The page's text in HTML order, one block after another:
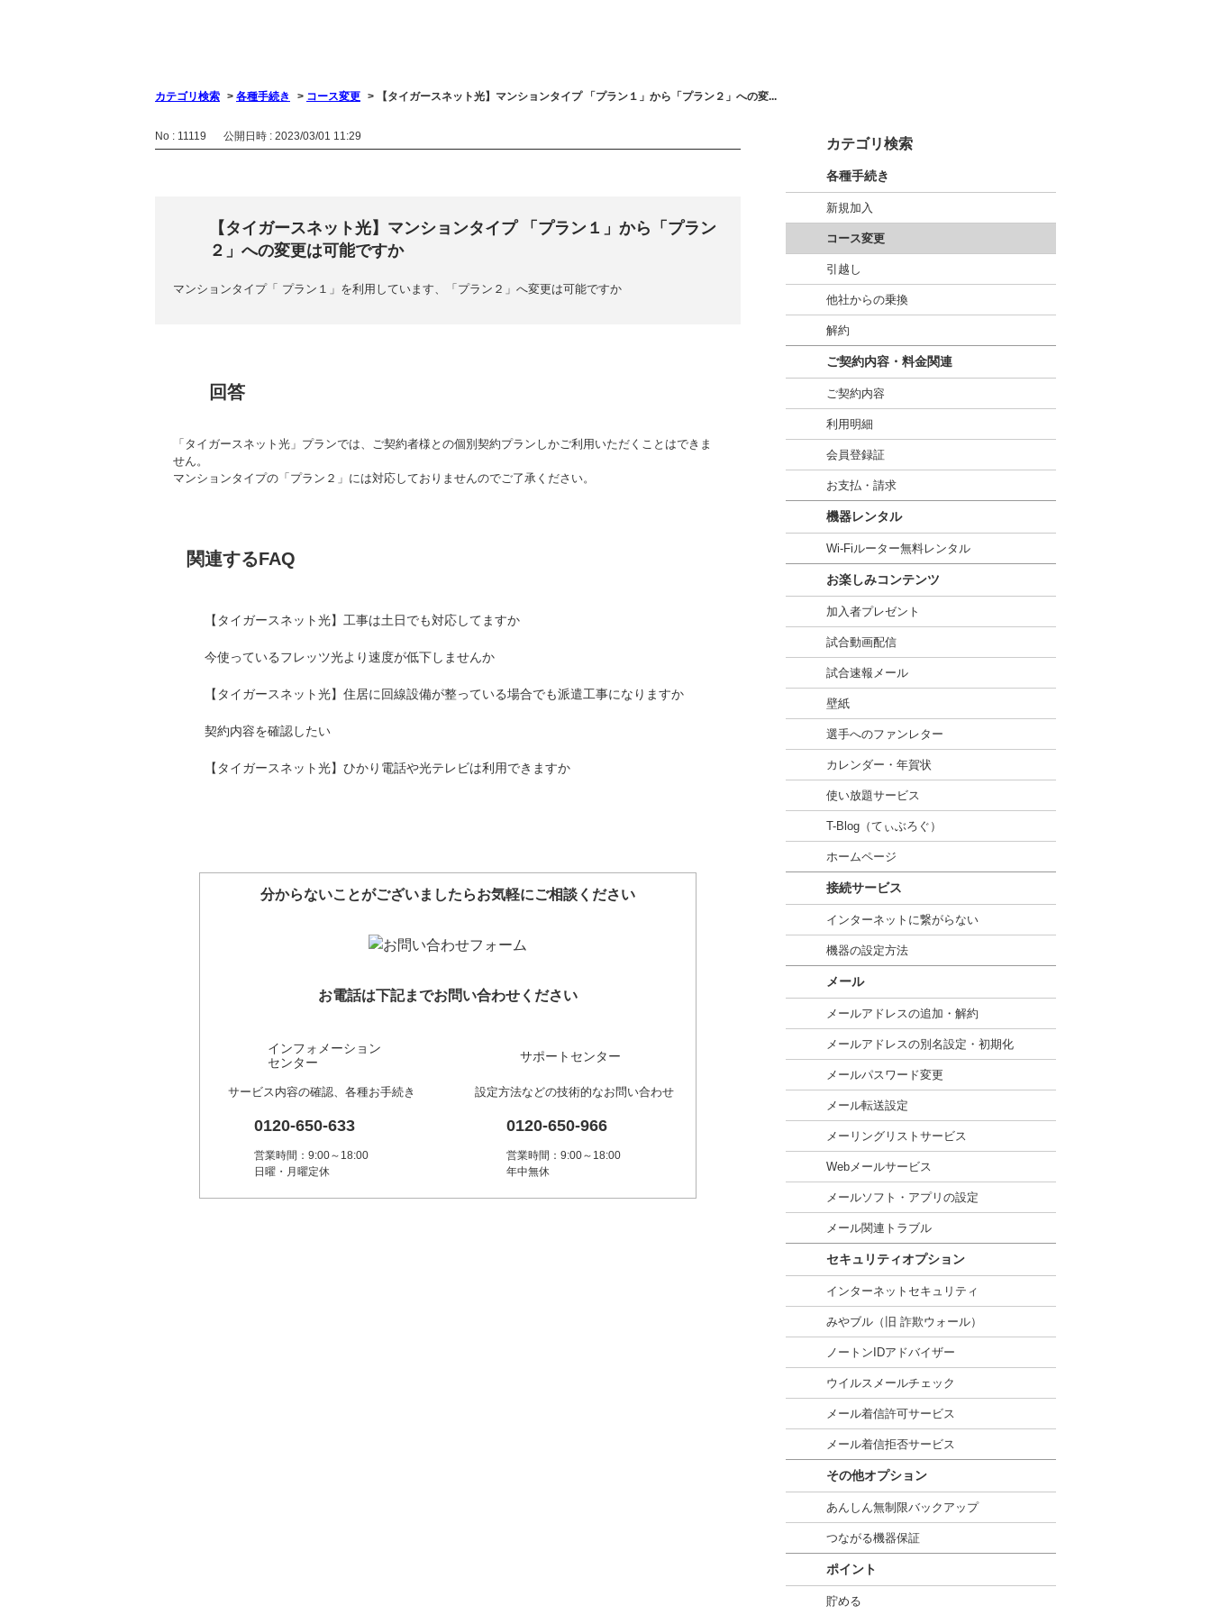
カテゴリ検索 > 各種手続き > コース変更 > 【タイガースネット光】マンションタイプ 「プラン１」から「プラン２」への変...
カテゴリ検索
各種手続き
新規加入
コース変更
引越し
他社からの乗換
解約
ご契約内容・料金関連
ご契約内容
利用明細
会員登録証
お支払・請求
機器レンタル
Wi-Fiルーター無料レンタル
お楽しみコンテンツ
加入者プレゼント
試合動画配信
試合速報メール
壁紙
選手へのファンレター
カレンダー・年賀状
使い放題サービス
T-Blog（てぃぶろぐ）
ホームページ
接続サービス
インターネットに繋がらない
機器の設定方法
メール
メールアドレスの追加・解約
メールアドレスの別名設定・初期化
メールパスワード変更
メール転送設定
メーリングリストサービス
Webメールサービス
メールソフト・アプリの設定
メール関連トラブル
セキュリティオプション
インターネットセキュリティ
みやブル（旧 詐欺ウォール）
ノートンIDアドバイザー
ウイルスメールチェック
メール着信許可サービス
メール着信拒否サービス
その他オプション
あんしん無制限バックアップ
つながる機器保証
ポイント
貯める
No : 11119 公開日時 : 2023/03/01 11:29
【タイガースネット光】マンションタイプ 「プラン１」から「プラン
２」への変更は可能ですか
マンションタイプ「 プラン１」を利用しています、「プラン２」へ変更は可能ですか
回答
「タイガースネット光」プランでは、ご契約者様との個別契約プランしかご利用いただくことはできま
せん。
マンションタイプの「プラン２」には対応しておりませんのでご了承ください。
関連するFAQ
【タイガースネット光】工事は土日でも対応してますか
今使っているフレッツ光より速度が低下しませんか
【タイガースネット光】住居に回線設備が整っている場合でも派遣工事になりますか
契約内容を確認したい
【タイガースネット光】ひかり電話や光テレビは利用できますか
分からないことがございましたらお気軽にご相談ください
お電話は下記までお問い合わせください
インフォメーション
センター
サービス内容の確認、各種お手続き
0120-650-633
営業時間：9:00～18:00
日曜・月曜定休
サポートセンター
設定方法などの技術的なお問い合わせ
0120-650-966
営業時間：9:00～18:00
年中無休